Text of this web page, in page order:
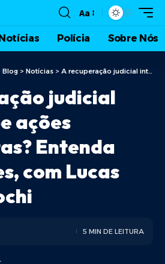
Aa
Polícia Sobre Nós
Blog > Notícias > A recuperação judicial interrompe ações trabalhistas? Entenda seus limites, com Lucas Gomes Mochi
judicial
ações
Entenda
com Lucas
5 MIN DE LEITURA